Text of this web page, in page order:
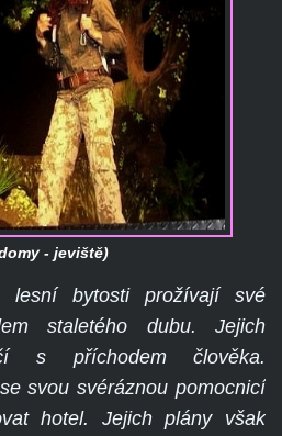
- jeviště)
lesní bytosti prožívají své
staletého dubu. Jejich
s příchodem člověka.
svou svéráznou pomocnicí
hotel. Jejich plány však